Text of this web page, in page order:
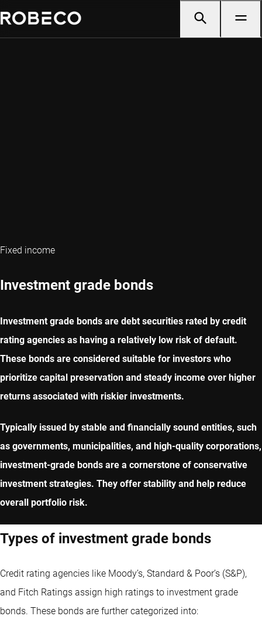
Fixed income
Investment grade bonds
Investment grade bonds are debt securities rated by credit
rating agencies as having a relatively low risk of default.
These bonds are considered suitable for investors who
prioritize capital preservation and steady income over higher
returns associated with riskier investments.
Typically issued by stable and financially sound entities, such
as governments, municipalities, and high-quality corporations,
investment-grade bonds are a cornerstone of conservative
investment strategies. They offer stability and help reduce
overall portfolio risk.
Types of investment grade bonds
Credit rating agencies like Moody’s, Standard & Poor’s (S&P),
and Fitch Ratings assign high ratings to investment grade
bonds. These bonds are further categorized into: